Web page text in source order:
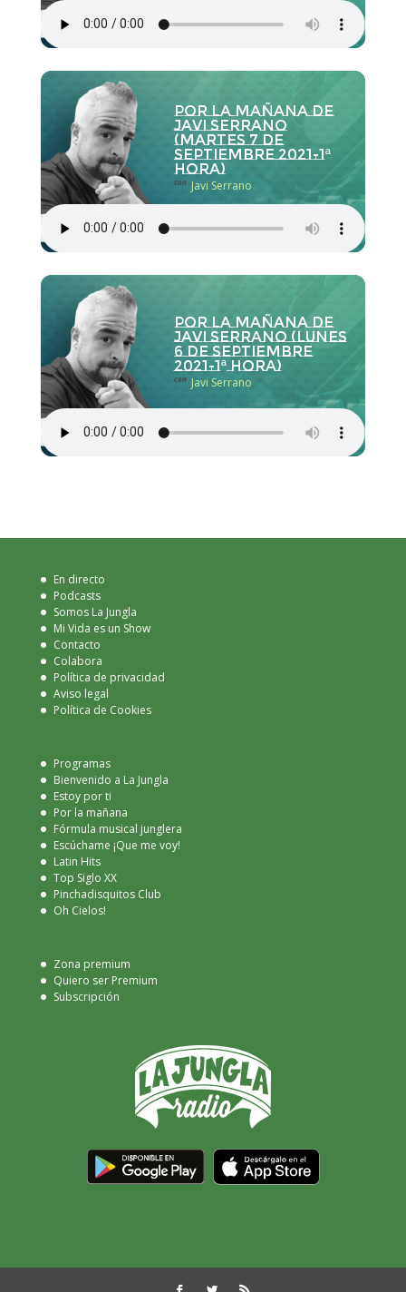
Por la Mañana de
Javi Serrano
(martes 7 de
septiembre 2021-1ª
hora)
con Javi Serrano
Por la Mañana de
Javi Serrano (lunes
6 de septiembre
2021-1ª hora)
con Javi Serrano
En directo
Podcasts
Somos La Jungla
Mi Vida es un Show
Contacto
Colabora
Política de privacidad
Aviso legal
Política de Cookies
Programas
Bienvenido a La Jungla
Estoy por ti
Por la mañana
Fórmula musical junglera
Escúchame ¡Que me voy!
Latin Hits
Top Siglo XX
Pinchadisquitos Club
Oh Cielos!
Zona premium
Quiero ser Premium
Subscripción